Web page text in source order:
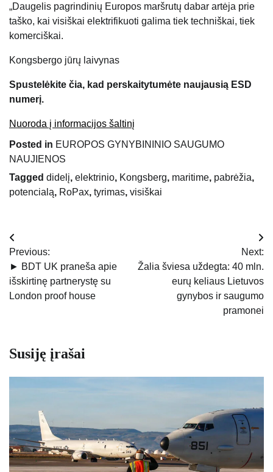
„Daugelis pagrindinių Europos maršrutų dabar artėja prie
taško, kai visiškai elektrifikuoti galima tiek techniškai, tiek
komerciškai.
Kongsbergo jūrų laivynas
Spustelėkite čia, kad perskaitytumėte naujausią ESD
numerį.
Nuoroda į informacijos šaltinį
Posted in EUROPOS GYNYBININIO SAUGUMO
NAUJIENOS
Tagged didelį, elektrinio, Kongsberg, maritime, pabrėžia,
potencialą, RoPax, tyrimas, visiškai
Navigacija
tarp
įrašų
Previous:
► BDT UK praneša apie
išskirtinę partnerystę su
London proof house
Next:
Žalia šviesa uždegta: 40 mln.
eurų keliaus Lietuvos
gynybos ir saugumo
pramonei
Susiję įrašai